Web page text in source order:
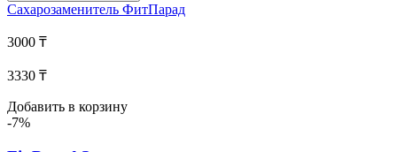
Сахарозаменитель ФитПарад
3000 ₸
3330 ₸
Добавить в корзину
-7%